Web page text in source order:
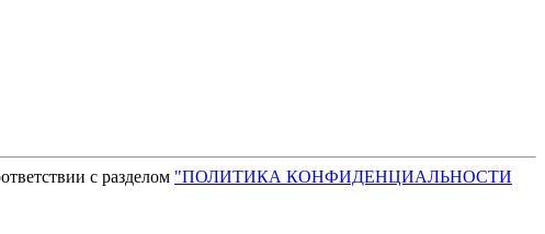
с разделом "ПОЛИТИКА КОНФИДЕНЦИАЛЬНОСТИ